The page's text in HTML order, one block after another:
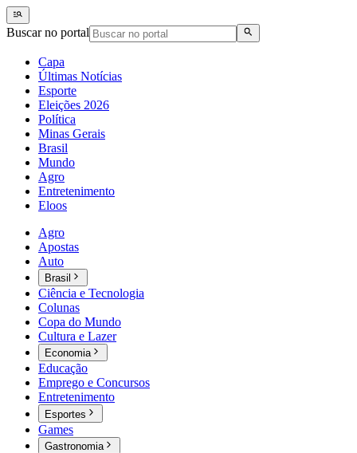
Buscar no portal
Capa
Últimas Notícias
Esporte
Eleições 2026
Política
Minas Gerais
Brasil
Mundo
Agro
Entretenimento
Eloos
Agro
Apostas
Auto
Brasil
Ciência e Tecnologia
Colunas
Copa do Mundo
Cultura e Lazer
Economia
Educação
Emprego e Concursos
Entretenimento
Esportes
Games
Gastronomia